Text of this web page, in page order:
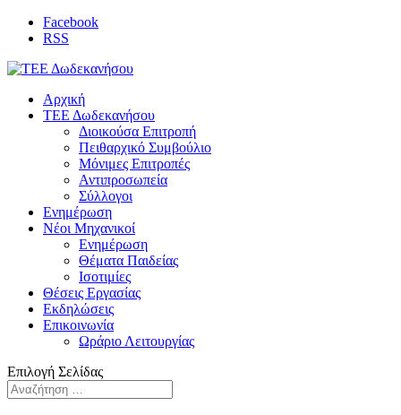
Facebook
RSS
Αρχική
ΤΕΕ Δωδεκανήσου
Διοικούσα Επιτροπή
Πειθαρχικό Συμβούλιο
Μόνιμες Επιτροπές
Αντιπροσωπεία
Σύλλογοι
Ενημέρωση
Νέοι Μηχανικοί
Ενημέρωση
Θέματα Παιδείας
Ισοτιμίες
Θέσεις Εργασίας
Εκδηλώσεις
Επικοινωνία
Ωράριο Λειτουργίας
Επιλογή Σελίδας